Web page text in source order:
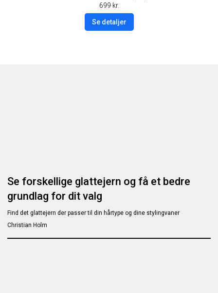
699 kr.
Se detaljer
Se forskellige glattejern og få et bedre
grundlag for dit valg
Find det glattejern der passer til din hårtype og dine stylingvaner
Christian Holm